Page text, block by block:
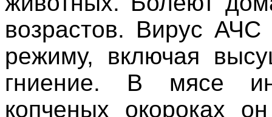
возрастов. Вирус АЧС
режиму, включая
гниение. В мясе
копченых окороках